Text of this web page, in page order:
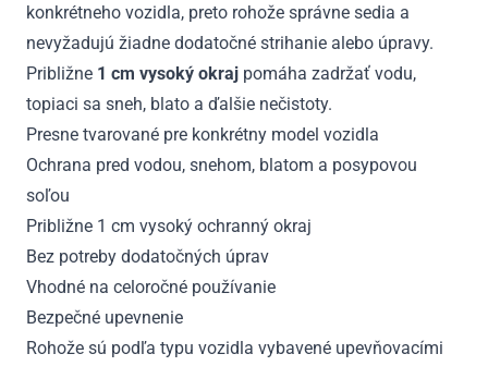
konkrétneho vozidla, preto rohože správne sedia a
nevyžadujú žiadne dodatočné strihanie alebo úpravy.
Približne 1 cm vysoký okraj pomáha zadržať vodu,
topiaci sa sneh, blato a ďalšie nečistoty.
Presne tvarované pre konkrétny model vozidla
Ochrana pred vodou, snehom, blatom a posypovou
soľou
Približne 1 cm vysoký ochranný okraj
Bez potreby dodatočných úprav
Vhodné na celoročné používanie
Bezpečné upevnenie
Rohože sú podľa typu vozidla vybavené upevňovacími